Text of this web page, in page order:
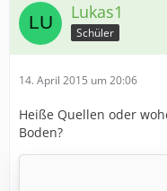
Lukas1
Schüler
14. April 2015 um 20:06
Heiße Quellen oder
Boden?